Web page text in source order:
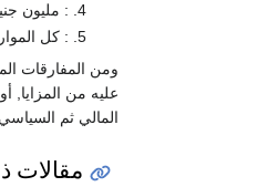
: مليون
: كل
ومن المفارقات
عليه من المزايا,
المالي ثم السياسي
مقالات